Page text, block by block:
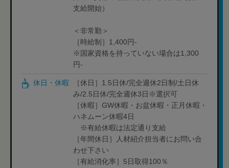
支給開始）
＜非常勤＞
［時給制］1,400円-
※国家資格を持っていない場合は1,300
円-
休日・休暇
［休日］1.5日休/完全週休2日制/土日休
み/2.5日休/完全週休3日※選択可
［休暇］GW休暇・お盆休暇・正月休暇・
ハネムーン休暇4日
※有給休暇は法定通り支給
［年間休日］人材紹介担当者にお問い合
わせ下さい
［有給消化率］5日取得100％